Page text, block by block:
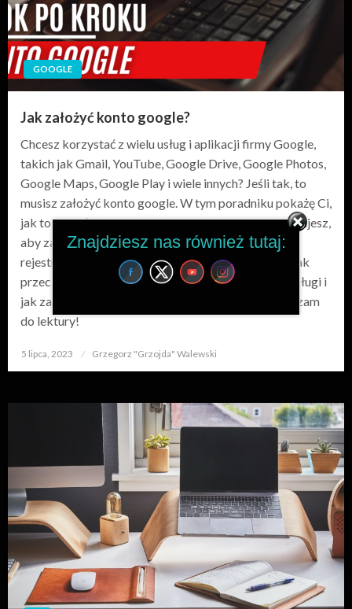
GOOGLE
Jak założyć konto google?
Chcesz korzystać z wielu usług i aplikacji firmy Google,
takich jak Gmail, YouTube, Google Drive, Google Photos,
Google Maps, Google Play i wiele innych? Jeśli tak, to
musisz założyć konto google. W tym poradniku pokażę Ci,
jak to zrobić krok po kroku. Dowiesz się, co potrzebujesz,
aby założyć konto google, jak wypełnić formularz
rejestracyjny, jak potwierdzić swój numer telefonu, jak
przeczytać i zaakceptować warunki korzystania z usługi i
jak zarządzać swoim kontem i ustawieniami. Zapraszam
do lektury!
Opublikowane
5 lipca, 2023 Grzegorz "Grzojda" Walewski
Znajdziesz nas również tutaj: